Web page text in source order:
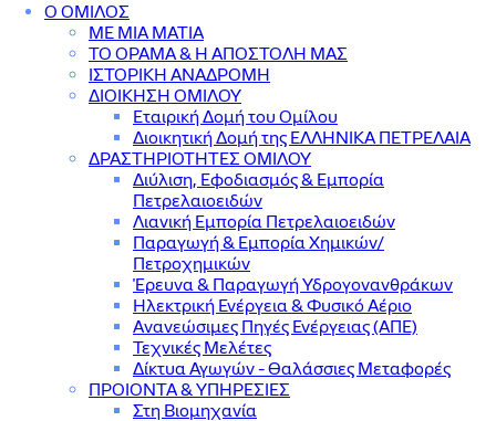
Ο ΟΜΙΛΟΣ
ΜΕ ΜΙΑ ΜΑΤΙΑ
ΤΟ ΟΡΑΜΑ & Η ΑΠΟΣΤΟΛΗ ΜΑΣ
ΙΣΤΟΡΙΚΗ ΑΝΑΔΡΟΜΗ
ΔΙΟΙΚΗΣΗ ΟΜΙΛΟΥ
Εταιρική Δομή του Ομίλου
Διοικητική Δομή της ΕΛΛΗΝΙΚΑ ΠΕΤΡΕΛΑΙΑ
ΔΡΑΣΤΗΡΙΟΤΗΤΕΣ ΟΜΙΛΟΥ
Διύλιση, Εφοδιασμός & Εμπορία
Πετρελαιοειδών
Λιανική Εμπορία Πετρελαιοειδών
Παραγωγή & Εμπορία Χημικών/
Πετροχημικών
Έρευνα & Παραγωγή Υδρογονανθράκων
Ηλεκτρική Ενέργεια & Φυσικό Αέριο
Ανανεώσιμες Πηγές Ενέργειας (ΑΠΕ)
Τεχνικές Μελέτες
Δίκτυα Αγωγών - Θαλάσσιες Μεταφορές
ΠΡΟΙΟΝΤΑ & YΠΗΡΕΣΙΕΣ
Στη Βιομηχανία